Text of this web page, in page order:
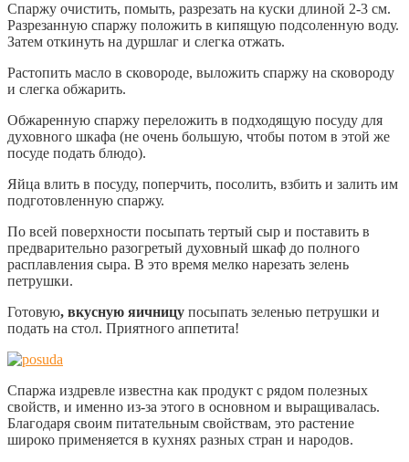
Спаржу очистить, помыть, разрезать на куски длиной 2-3 см.
Разрезанную спаржу положить в кипящую подсоленную воду.
Затем откинуть на дуршлаг и слегка отжать.
Растопить масло в сковороде, выложить спаржу на сковороду
и слегка обжарить.
Обжаренную спаржу переложить в подходящую посуду для
духовного шкафа (не очень большую, чтобы потом в этой же
посуде подать блюдо).
Яйца влить в посуду, поперчить, посолить, взбить и залить им
подготовленную спаржу.
По всей поверхности посыпать тертый сыр и поставить в
предварительно разогретый духовный шкаф до полного
расплавления сыра. В это время мелко нарезать зелень
петрушки.
Готовую, вкусную яичницу посыпать зеленью петрушки и
подать на стол. Приятного аппетита!
Спаржа издревле известна как продукт с рядом полезных
свойств, и именно из-за этого в основном и выращивалась.
Благодаря своим питательным свойствам, это растение
широко применяется в кухнях разных стран и народов.